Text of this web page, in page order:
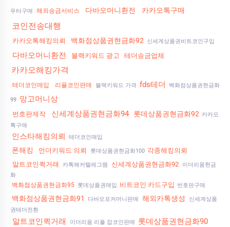
우터구매 해외송금서비스 다바오머니환전 카카오톡구매
코인전송대행
카카오톡해킹의뢰 백화점상품권현금화92 신세계상품권비트코인구입
다바오머니환전 블랙키워드 광고 테더송금업체
카카오해킹가격
테더코인매입 리플코인판매 블랙키워드 가격 fds테더 백화점상품권현금화
99 망고머니상
번호판제작 신세계상품권현금화94 롯데상품권현금화92 카카오
톡구매
인스타해킹의뢰 테더코인매입
폰해킹 언더키워드 의뢰 롯데상품권현금화100 각종해킹의뢰
알트코인퀵거래
카톡해커텔레그램 신세계상품권현금화92
이더리움현금
화
백화점상품권현금화95 롯데상품권매입 비트코인 카드구입 번호판구매
백화점상품권현금화91 다바오포커머니판매 해외카톡생성
신세계상품
권테더전환
알트코인퀵거래 이더리움 리플 잡코인판매 롯데상품권현금화90